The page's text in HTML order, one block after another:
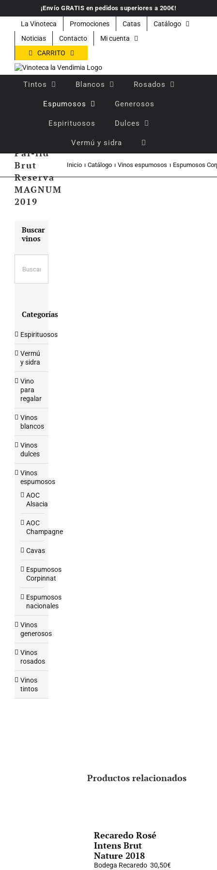
contenido
¡Envío GRATIS en pedidos superiores a 200€!
La Vinoteca Promociones Catas
Catálogo
Noticias
Contacto
Mi cuenta
CARRITO
Tintos Blancos Rosados
Espumosos Generosos
Espirituosos Dulces
Vermú y sidra
Torelló
Pal-lid
Brut
Reserva
MAGNUM
2019
Inicio Catálogo Vinos espumosos Espumosos
Productos relacionados
Recaredo Rosé
Intens Brut
Nature 2018
Bodega Recaredo 30,50€
Buscar
vinos
Categorías
Espirituosos
Vermú
y sidra
Vino
para
regalar
Vinos
blancos
Vinos
dulces
Vinos
espumosos
AOC
Alsacia
AOC
Champagne
Cavas
Espumosos
Corpinnat
Espumosos
nacionales
Vinos
generosos
Vinos
rosados
Vinos
tintos